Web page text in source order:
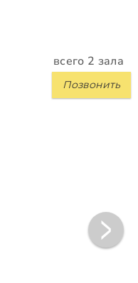
всего 2 зала
Позвонить